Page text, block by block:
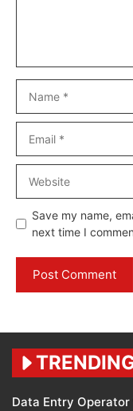
Save my name,
next time I
Data Entry Operator